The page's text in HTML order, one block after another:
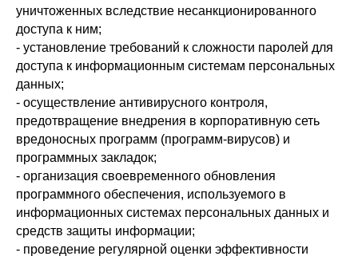
уничтоженных вследствие несанкционированного
доступа к ним;
- установление требований к сложности паролей для
доступа к информационным системам персональных
данных;
- осуществление антивирусного контроля,
предотвращение внедрения в корпоративную сеть
вредоносных программ (программ-вирусов) и
программных закладок;
- организация своевременного обновления
программного обеспечения, используемого в
информационных системах персональных данных и
средств защиты информации;
- проведение регулярной оценки эффективности